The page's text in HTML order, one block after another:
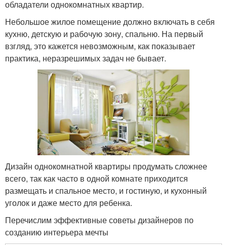
обладатели однокомнатных квартир.
Небольшое жилое помещение должно включать в себя
кухню, детскую и рабочую зону, спальню. На первый
взгляд, это кажется невозможным, как показывает
практика, неразрешимых задач не бывает.
Дизайн однокомнатной квартиры продумать сложнее
всего, так как часто в одной комнате приходится
размещать и спальное место, и гостиную, и кухонный
уголок и даже место для ребенка.
Перечислим эффективные советы дизайнеров по
созданию интерьера мечты